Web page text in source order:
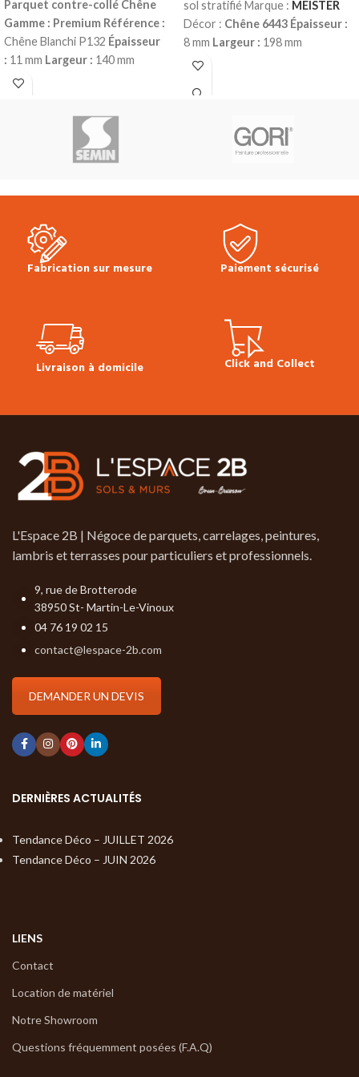
Parquet contre-collé Chêne
Gamme : Premium Référence :
Chêne Blanchi P132 Épaisseur
: 11 mm Largeur : 140 mm
Longueur :
Authentique*Finition :
4 chanfreins
Colisage :
1.666 m² (10 lames)Produit en
limitation de taille et de nombre -
Fentes en bout et entre écorce
acceptées - Présence d'aubier
sol stratifié Marque : MEISTER
Décor : Chêne 6443 Épaisseur :
8 mm Largeur : 198 mm
Longueur :
| 32 (commercial – fort)
Colisage :2.55 m²Prix TTC au m²
Fiche technique sol
Fabrication sur mesure Paiement sécurisé
Livraison à domicile Click and Collect
L'Espace 2B | Négoce de parquets, carrelages, peintures,
lambris et terrasses pour particuliers et professionnels.
9, rue de Brotterode
38950 St- Martin-Le-Vinoux
04 76 19 02 15
contact@lespace-2b.com
DEMANDER UN DEVIS
DERNIÈRES ACTUALITÉS
Tendance Déco – JUILLET 2026
Tendance Déco – JUIN 2026
LIENS
Contact
Location de matériel
Notre Showroom
Questions fréquemment posées (F.A.Q)